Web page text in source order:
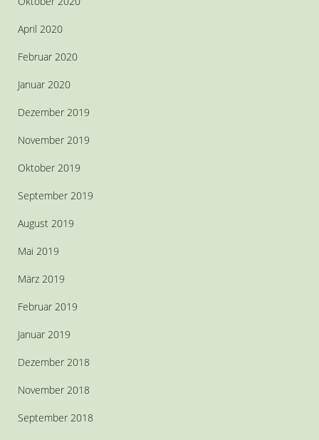
April 2020
Februar 2020
Januar 2020
Dezember 2019
November 2019
Oktober 2019
September 2019
August 2019
Mai 2019
März 2019
Februar 2019
Januar 2019
Dezember 2018
November 2018
September 2018